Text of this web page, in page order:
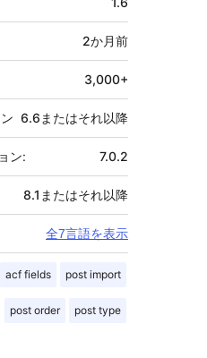
2か月前
3,000+
6.6またはそれ以降
ン: 7.0.2
8.1またはそれ以降
全7言語を表示
acf fields post import
post order post type